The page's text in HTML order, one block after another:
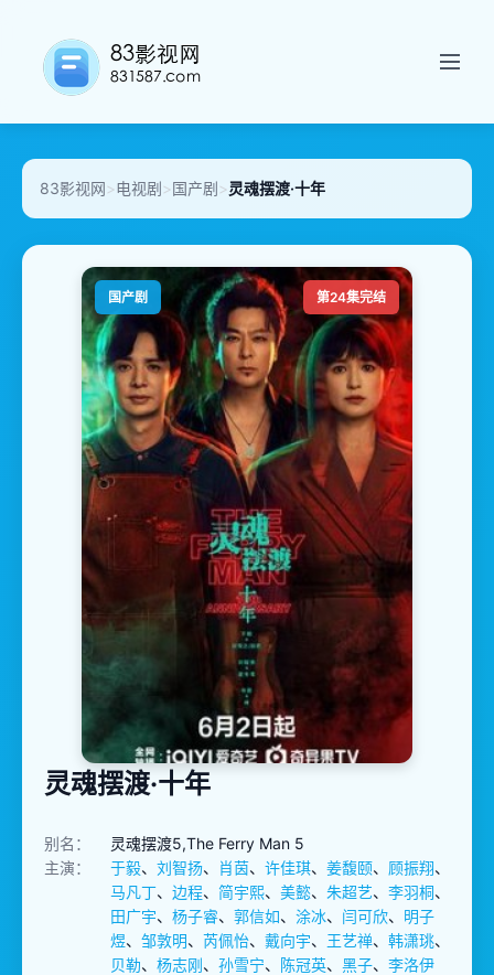
83影视网>电视剧>国产剧>灵魂摆渡·十年
国产剧 第24集完结
灵魂摆渡·十年
别名：
灵魂摆渡5,The Ferry Man 5
主演：
于毅、 刘智扬、 肖茵、 许佳琪、 姜馥颐、 顾振翔、
马凡丁、 边程、 简宇熙、 美懿、 朱超艺、 李羽桐、
田广宇、 杨子睿、 郭信如、 涂冰、 闫可欣、 明子
煜、 邹敦明、 芮佩怡、 戴向宇、 王艺禅、 韩潇珧、
贝勒、 杨志刚、 孙雪宁、 陈冠英、 黑子、 李洛伊